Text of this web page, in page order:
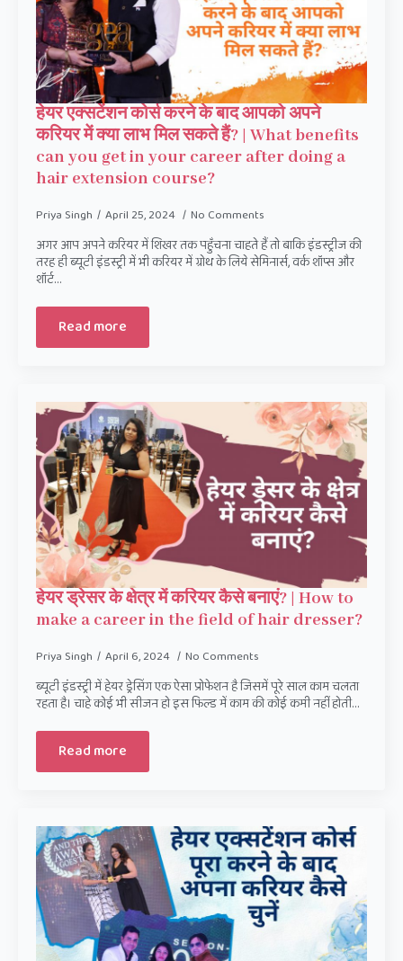
हेयर एक्सटेंशन कोर्स करने के बाद आपको अपने
करियर में क्या लाभ मिल सकते हैं? | What benefits
can you get in your career after doing a
hair extension course?
Priya Singh April 25, 2024 No Comments
अगर आप अपने करियर में शिखर तक पहुँचना चाहते हैं तो बाकि इंडस्ट्रीज की
तरह ही ब्यूटी इंडस्ट्री में भी करियर में ग्रोथ के लिये सेमिनार्स, वर्क शॉप्स और
शॉर्ट…
Read more
हेयर ड्रेसर के क्षेत्र में करियर कैसे बनाएं? | How to
make a career in the field of hair dresser?
Priya Singh April 6, 2024 No Comments
ब्यूटी इंडस्ट्री में हेयर ड्रेसिंग एक ऐसा प्रोफेशन है जिसमें पूरे साल काम चलता
रहता है। चाहे कोई भी सीजन हो इस फिल्ड में काम की कोई कमी नहीं होती…
Read more